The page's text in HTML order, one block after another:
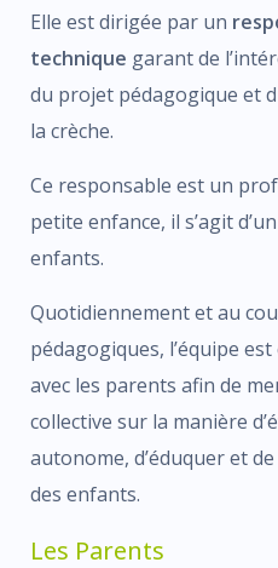
Elle est dirigée par un
technique garant de
du projet pédagogique et
la crèche.
Ce responsable est un
petite enfance, il s’agit
enfants.
Quotidiennement et au
pédagogiques, l’équipe
avec les parents afin de
collective sur la manière
autonome, d’éduquer et
des enfants.
Les Parents